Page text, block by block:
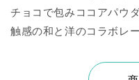
チョコで包みココアパウ
触感の和と洋のコラボレ